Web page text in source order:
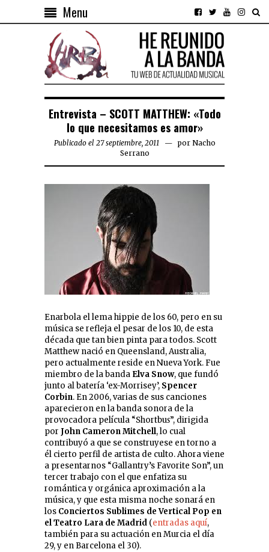
Menu
Entrevista – SCOTT MATTHEW: «Todo
lo que necesitamos es amor»
Publicado el 27 septiembre, 2011 por Nacho
Serrano
Enarbola el lema hippie de los 60, pero en su
música se refleja el pesar de los 10, de esta
década que tan bien pinta para todos. Scott
Matthew nació en Queensland, Australia,
pero actualmente reside en Nueva York. Fue
miembro de la banda Elva Snow, que fundó
junto al batería ‘ex-Morrisey’, Spencer
Corbin. En 2006, varias de sus canciones
aparecieron en la banda sonora de la
provocadora película “Shortbus”, dirigida
por John Cameron Mitchell, lo cual
contribuyó a que se construyese en torno a
él cierto perfil de artista de culto. Ahora viene
a presentarnos “Gallantry’s Favorite Son”, un
tercer trabajo con el que enfatiza su
romántica y orgánica aproximación a la
música, y que esta misma noche sonará en
los Conciertos Sublimes de Vertical Pop en
el Teatro Lara de Madrid (entradas aquí,
también para su actuación en Murcia el día
29, y en Barcelona el 30).